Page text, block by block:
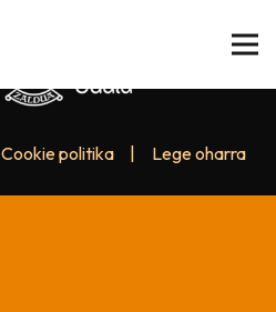
Cookie politika Lege oharra